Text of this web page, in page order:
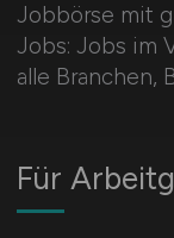
Jobbörse mit
Jobs: Jobs im
alle Branchen,
Für